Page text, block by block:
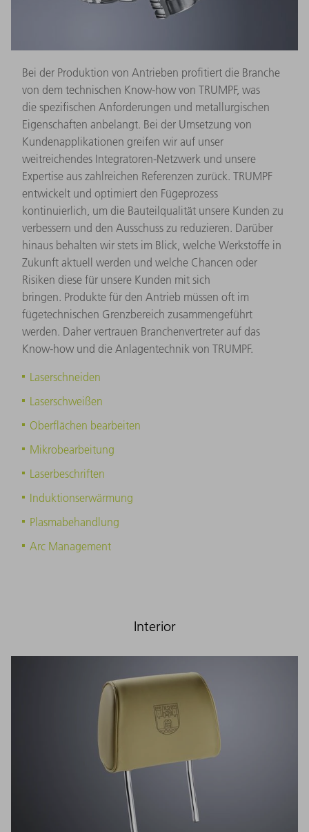
Bei der Produktion von Antrieben profitiert die Branche
von dem technischen Know-how von TRUMPF, was
die spezifischen Anforderungen und metallurgischen
Eigenschaften anbelangt. Bei der Umsetzung von
Kundenapplikationen greifen wir auf unser
weitreichendes Integratoren-Netzwerk und unsere
Expertise aus zahlreichen Referenzen zurück. TRUMPF
entwickelt und optimiert den Fügeprozess
kontinuierlich, um die Bauteilqualität unsere Kunden zu
verbessern und den Ausschuss zu reduzieren. Darüber
hinaus behalten wir stets im Blick, welche Werkstoffe in
Zukunft aktuell werden und welche Chancen oder
Risiken diese für unsere Kunden mit sich
bringen. Produkte für den Antrieb müssen oft im
fügetechnischen Grenzbereich zusammengeführt
werden. Daher vertrauen Branchenvertreter auf das
Know-how und die Anlagentechnik von TRUMPF.
Laserschneiden
Laserschweißen
Oberflächen bearbeiten
Mikrobearbeitung
Laserbeschriften
Induktionserwärmung
Plasmabehandlung
Arc Management
Interior